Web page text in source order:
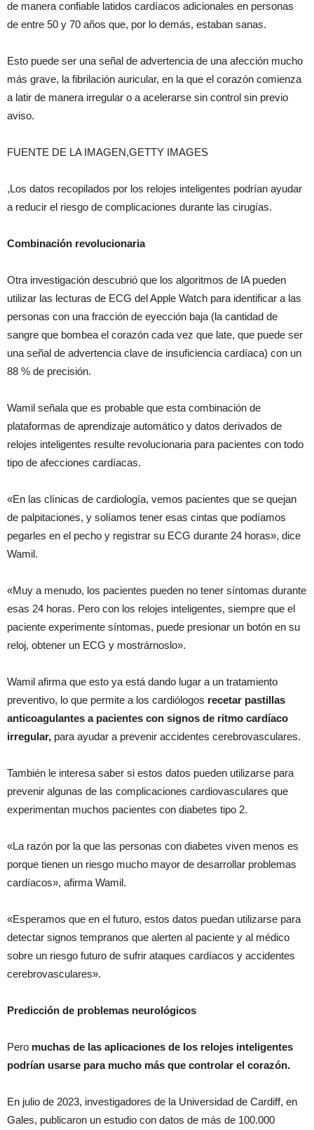
de manera confiable latidos cardíacos adicionales en personas
de entre 50 y 70 años que, por lo demás, estaban sanas.
Esto puede ser una señal de advertencia de una afección mucho
más grave, la fibrilación auricular, en la que el corazón comienza
a latir de manera irregular o a acelerarse sin control sin previo
aviso.
FUENTE DE LA IMAGEN,GETTY IMAGES
,Los datos recopilados por los relojes inteligentes podrían ayudar
a reducir el riesgo de complicaciones durante las cirugías.
Combinación revolucionaria
Otra investigación descubrió que los algoritmos de IA pueden
utilizar las lecturas de ECG del Apple Watch para identificar a las
personas con una fracción de eyección baja (la cantidad de
sangre que bombea el corazón cada vez que late, que puede ser
una señal de advertencia clave de insuficiencia cardíaca) con un
88 % de precisión.
Wamil señala que es probable que esta combinación de
plataformas de aprendizaje automático y datos derivados de
relojes inteligentes resulte revolucionaria para pacientes con todo
tipo de afecciones cardíacas.
«En las clínicas de cardiología, vemos pacientes que se quejan
de palpitaciones, y solíamos tener esas cintas que podíamos
pegarles en el pecho y registrar su ECG durante 24 horas», dice
Wamil.
«Muy a menudo, los pacientes pueden no tener síntomas durante
esas 24 horas. Pero con los relojes inteligentes, siempre que el
paciente experimente síntomas, puede presionar un botón en su
reloj, obtener un ECG y mostrárnoslo».
Wamil afirma que esto ya está dando lugar a un tratamiento
preventivo, lo que permite a los cardiólogos recetar pastillas
anticoagulantes a pacientes con signos de ritmo cardíaco
irregular, para ayudar a prevenir accidentes cerebrovasculares.
También le interesa saber si estos datos pueden utilizarse para
prevenir algunas de las complicaciones cardiovasculares que
experimentan muchos pacientes con diabetes tipo 2.
«La razón por la que las personas con diabetes viven menos es
porque tienen un riesgo mucho mayor de desarrollar problemas
cardíacos», afirma Wamil.
«Esperamos que en el futuro, estos datos puedan utilizarse para
detectar signos tempranos que alerten al paciente y al médico
sobre un riesgo futuro de sufrir ataques cardíacos y accidentes
cerebrovasculares».
Predicción de problemas neurológicos
Pero muchas de las aplicaciones de los relojes inteligentes
podrían usarse para mucho más que controlar el corazón.
En julio de 2023, investigadores de la Universidad de Cardiff, en
Gales, publicaron un estudio con datos de más de 100.000